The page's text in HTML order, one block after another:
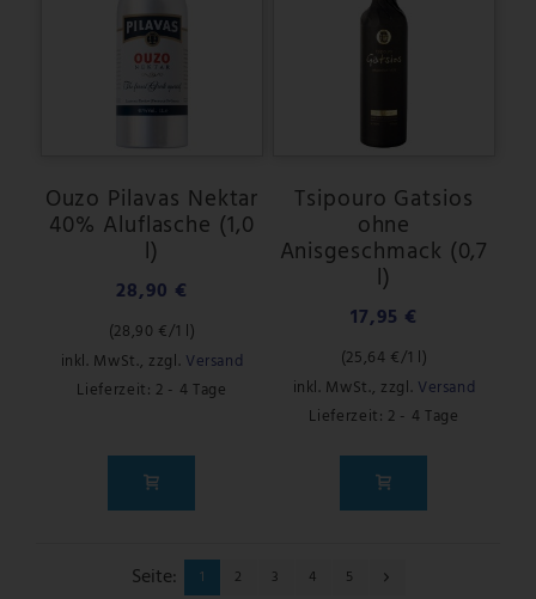
Ouzo Pilavas Nektar
40% Aluflasche (1,0
l)
28,90 €
(28,90 €/1 l)
inkl. MwSt., zzgl. Versand
Lieferzeit: 2 - 4 Tage
Tsipouro Gatsios
ohne
Anisgeschmack (0,7
l)
17,95 €
(25,64 €/1 l)
inkl. MwSt., zzgl. Versand
Lieferzeit: 2 - 4 Tage
Seite: 1 2 3 4 5